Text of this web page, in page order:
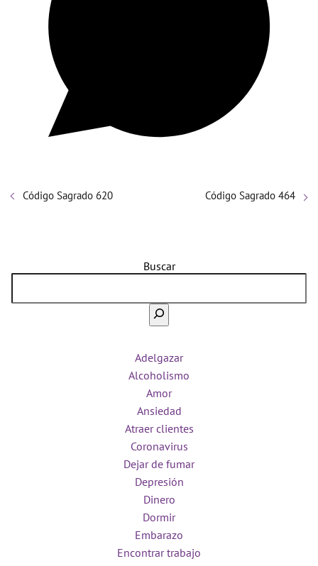
Código Sagrado 620 Código Sagrado 464
Buscar
Adelgazar
Alcoholismo
Amor
Ansiedad
Atraer clientes
Coronavirus
Dejar de fumar
Depresión
Dinero
Dormir
Embarazo
Encontrar trabajo